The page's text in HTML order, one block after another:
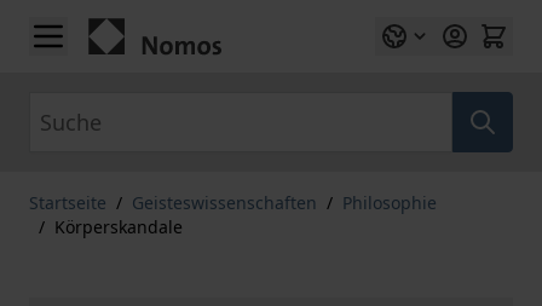
Zum Inhalt springen
Startseite / Geisteswissenschaften / Philosophie
/ Körperskandale